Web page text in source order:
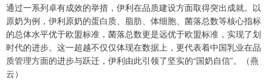
通过一系列卓有成效的举措，伊利在品质建设方面取得突出成就。以
原奶为例，伊利原奶的蛋白质、脂肪、体细胞、菌落总数等核心指标
的总体水平优于欧盟标准，菌落总数更是远优于欧盟标准，实现了划
时代的进步。这一超越不仅仅体现在数据上，更代表着中国乳业在品
质管理方面的进步与跃迁，伊利由此引领了坚实的“国奶自信”。（燕
云）